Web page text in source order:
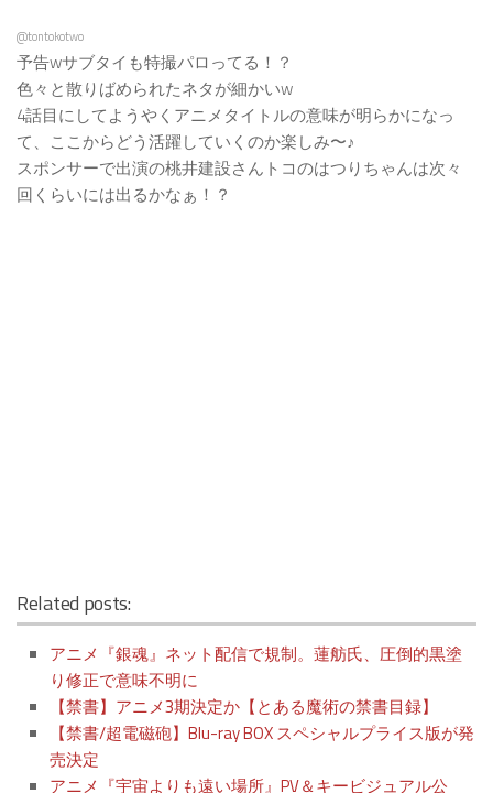
@tontokotwo
予告wサブタイも特撮パロってる！？
色々と散りばめられたネタが細かいw
4話目にしてようやくアニメタイトルの意味が明らかになっ
て、ここからどう活躍していくのか楽しみ〜♪
スポンサーで出演の桃井建設さんトコのはつりちゃんは次々
回くらいには出るかなぁ！？
Related posts:
アニメ『銀魂』ネット配信で規制。蓮舫氏、圧倒的黒塗
り修正で意味不明に
【禁書】アニメ3期決定か【とある魔術の禁書目録】
【禁書/超電磁砲】Blu-ray BOX スペシャルプライス版が発
売決定
アニメ『宇宙よりも遠い場所』PV＆キービジュアル公